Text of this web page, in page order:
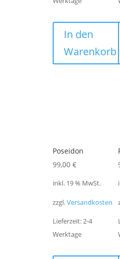
In den
Warenkorb
Poseidon
99,00 €
inkl. 19 % MwSt.
zzgl.Versandkosten
Lieferzeit:2-4
Werktage